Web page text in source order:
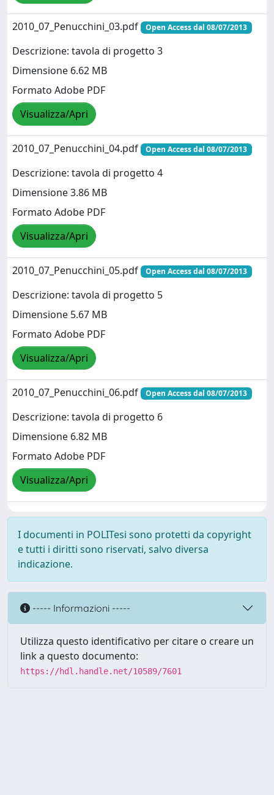
2010_07_Penucchini_03.pdf Open Access dal 08/07/2013
Descrizione: tavola di progetto 3
Dimensione 6.62 MB
Formato Adobe PDF
Visualizza/Apri
2010_07_Penucchini_04.pdf Open Access dal 08/07/2013
Descrizione: tavola di progetto 4
Dimensione 3.86 MB
Formato Adobe PDF
Visualizza/Apri
2010_07_Penucchini_05.pdf Open Access dal 08/07/2013
Descrizione: tavola di progetto 5
Dimensione 5.67 MB
Formato Adobe PDF
Visualizza/Apri
2010_07_Penucchini_06.pdf Open Access dal 08/07/2013
Descrizione: tavola di progetto 6
Dimensione 6.82 MB
Formato Adobe PDF
Visualizza/Apri
I documenti in POLITesi sono protetti da copyright
e tutti i diritti sono riservati, salvo diversa
indicazione.
----- Informazioni -----
Utilizza questo identificativo per citare o creare un
link a questo documento:
https://hdl.handle.net/10589/7601